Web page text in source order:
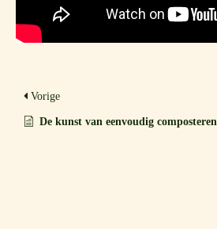
Vorige
De kunst van eenvoudig composteren